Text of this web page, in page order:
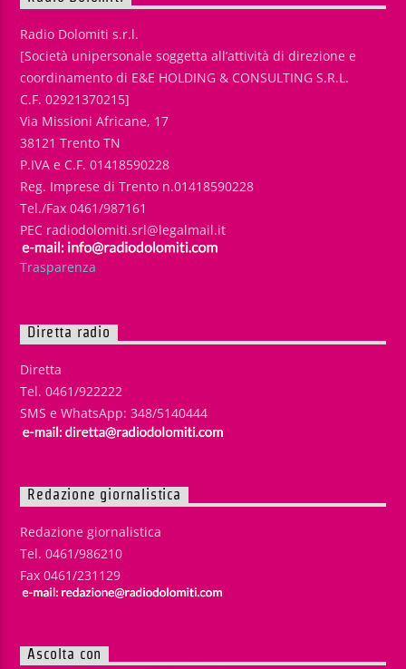
Radio Dolomiti s.r.l.
[Società unipersonale soggetta all’attività di direzione e
coordinamento di E&E HOLDING & CONSULTING S.R.L.
C.F. 02921370215]
Via Missioni Africane, 17
38121 Trento TN
P.IVA e C.F. 01418590228
Reg. Imprese di Trento n.01418590228
Tel./Fax 0461/987161
PEC radiodolomiti.srl@legalmail.it
Trasparenza
Diretta radio
Diretta
Tel. 0461/922222
SMS e WhatsApp: 348/5140444
Redazione giornalistica
Redazione giornalistica
Tel. 0461/986210
Fax 0461/231129
Ascolta con